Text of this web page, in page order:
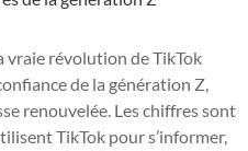
vraie révolution de TikTok
de la génération Z,
renouvelée. Les chiffres sont
TikTok pour s’informer,